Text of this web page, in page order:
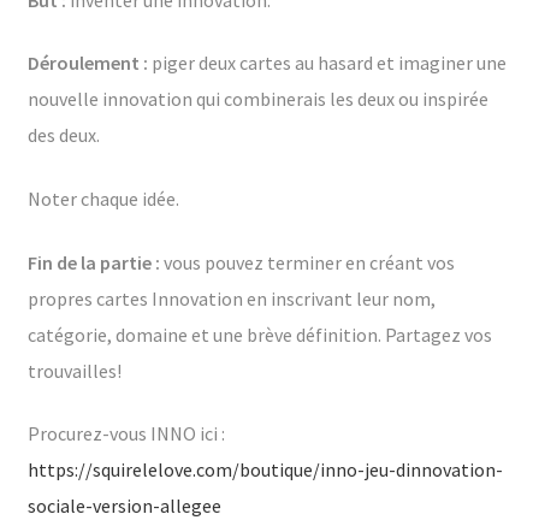
Déroulement : piger deux cartes au hasard et imaginer une
nouvelle innovation qui combinerais les deux ou inspirée
des deux.
Noter chaque idée.
Fin de la partie : vous pouvez terminer en créant vos
propres cartes Innovation en inscrivant leur nom,
catégorie, domaine et une brève définition. Partagez vos
trouvailles!
Procurez-vous INNO ici :
https://squirelelove.com/boutique/inno-jeu-dinnovation-
sociale-version-allegee